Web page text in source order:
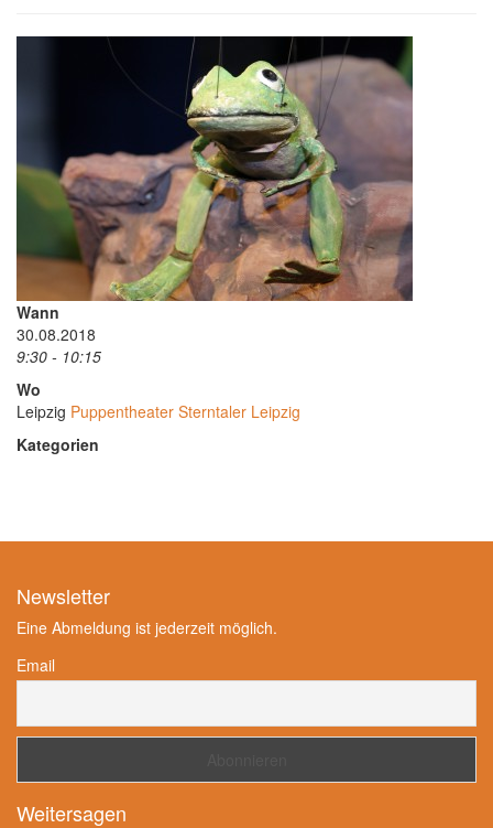
Wann
30.08.2018
9:30 - 10:15
Wo
Leipzig Puppentheater Sterntaler Leipzig
Kategorien
Newsletter
Eine Abmeldung ist jederzeit möglich.
Email
Weitersagen